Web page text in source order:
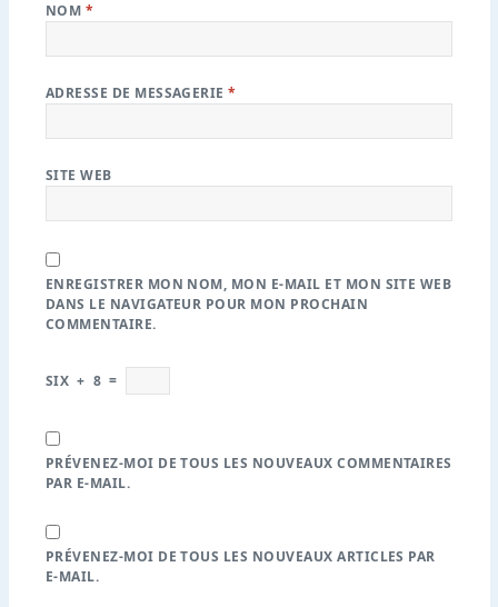
NOM *
ADRESSE DE MESSAGERIE*
SITE WEB
ENREGISTRER MON NOM, MON E-MAIL ET MON SITE WEB
DANS LE NAVIGATEUR POUR MON PROCHAIN
COMMENTAIRE.
SIX + 8 =
PRÉVENEZ-MOI DE TOUS LES NOUVEAUX COMMENTAIRES
PAR E-MAIL.
PRÉVENEZ-MOI DE TOUS LES NOUVEAUX ARTICLES PAR
E-MAIL.